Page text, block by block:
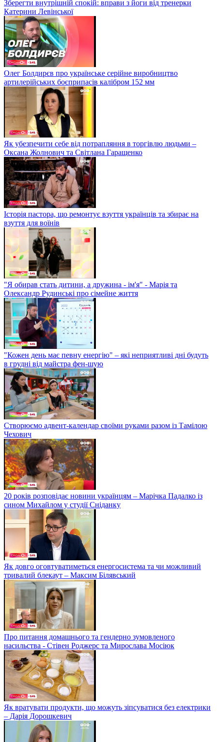
Зберегти внутрішній спокій: вправи з йоги від тренерки
Катерини Левінської
Олег Болдирєв про українське серійне виробництво
артилерійських боєприпасів калібром 152 мм
Як убезпечити себе від потрапляння в торгівлю людьми –
Оксана Жолнович та Світлана Гаращенко
Історія пастора, що ремонтує взуття українців та збирає на
взуття для воїнів
"Я обирав стать дитини, а дружина - ім'я" - Марія та
Олександр Рудинські про сімейне життя
"Кожен день має певну енергію" – які неприятливі дні будуть
в грудні від майстра фен-шую
Створюємо адвент-календар своїми руками разом із Тамілою
Чехович
20 років розповідає новини українцям – Марічка Падалко із
сином Михайлом у студії Сніданку
Як довго оговтуватиметься енергосистема та чи можливий
тривалий блекаут – Максим Білявський
Про питання домашнього та гендерно зумовленого
насильства - Стівен Роджерс та Мирослава Мосіюк
Як вратувати продукти, що можуть зіпсуватися без електрики
– Дарія Дорошкевич